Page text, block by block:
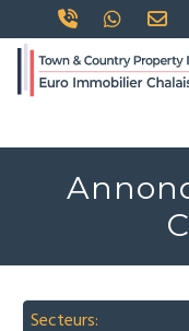
Secteurs: